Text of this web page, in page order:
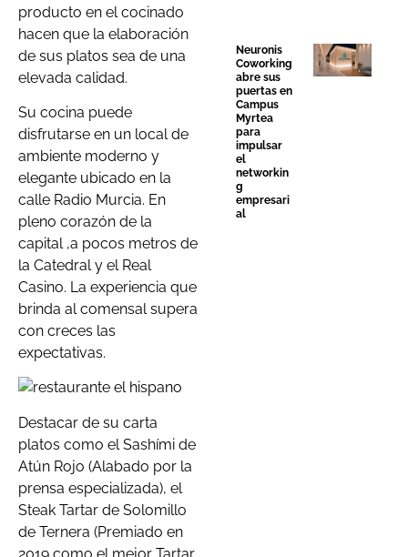
producto en el cocinado
hacen que la elaboración
de sus platos sea de una
elevada calidad.
Su cocina puede
disfrutarse en un local de
ambiente moderno y
elegante ubicado en la
calle Radio Murcia. En
pleno corazón de la
capital ,a pocos metros de
la Catedral y el Real
Casino. La experiencia que
brinda al comensal supera
con creces las
expectativas.
Destacar de su carta
platos como el Sashími de
Atún Rojo (Alabado por la
prensa especializada), el
Steak Tartar de Solomillo
de Ternera (Premiado en
Neuronis
Coworking
abre sus
puertas en
Campus
Myrtea
para
impulsar
el
networkin
g
empresari
al